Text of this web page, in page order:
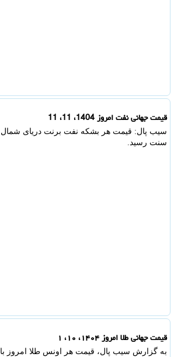
قیمت جهانی نفت امروز 1404، 11، 11
سنت رسید.
قیمت جهانی طلا امروز ۱۴۰۴، ۱۰، ۱
به گزارش سیب پال، قیمت هر اونس طلا امروز با 1.51 درصد افزایش به 4404 دلار و 47 سنت رسید.